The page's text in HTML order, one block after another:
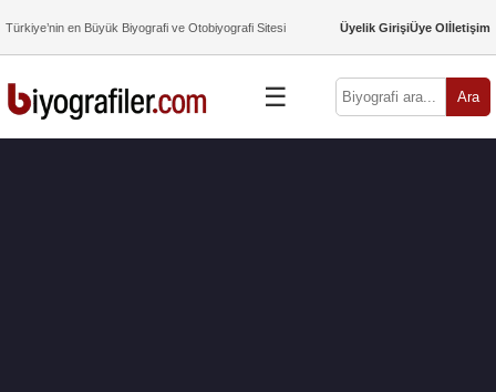
Türkiye’nin en Büyük Biyografi ve Otobiyografi Sitesi Üyelik GirişiÜye Olİletişim
☰ Ara